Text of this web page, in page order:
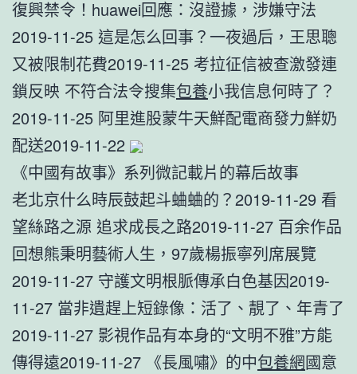
復興禁令！huawei回應：沒證據，涉嫌守法
2019-11-25 這是怎么回事？一夜過后，王思聰
又被限制花費2019-11-25 考拉征信被查激發連
鎖反映 不符合法令搜集包養小我信息何時了？
2019-11-25 阿里進股蒙牛天鮮配電商發力鮮奶
配送2019-11-22
《中國有故事》系列微記載片的幕后故事
老北京什么時辰鼓起斗蛐蛐的？2019-11-29 看
望絲路之源 追求成長之路2019-11-27 百余作品
回想熊秉明藝術人生，97歲楊振寧列席展覽
2019-11-27 守護文明根脈傳承白色基因2019-
11-27 當非遺趕上短錄像：活了、靚了、年青了
2019-11-27 影視作品有本身的“文明不雅”方能
傳得遠2019-11-27 《長風嘯》的中包養網國意